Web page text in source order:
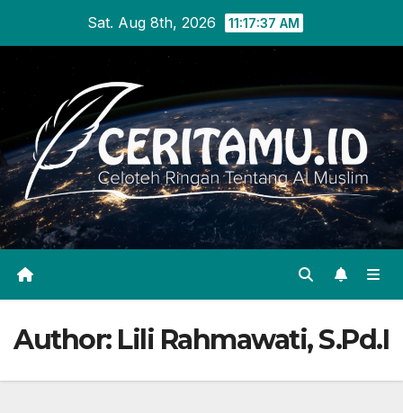
Sat. Aug 8th, 2026 11:17:37 AM
Author: Lili Rahmawati, S.Pd.I